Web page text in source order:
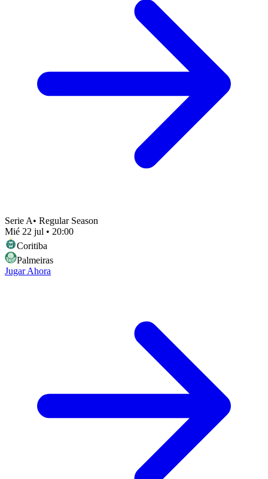
Serie A• Regular Season
Mié 22 jul • 20:00
Coritiba
Palmeiras
Jugar Ahora